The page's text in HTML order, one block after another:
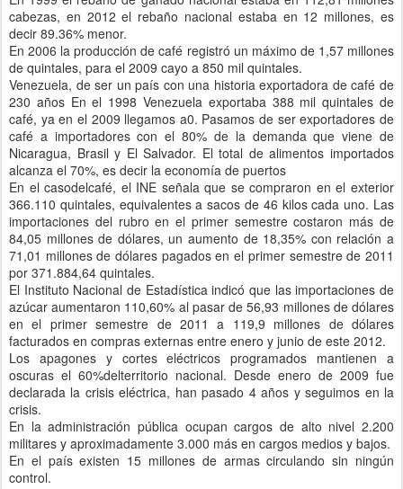
cabezas, en 2012 el rebaño nacional estaba en 12 millones, es
decir 89.36% menor.
En 2006 la producción de café registró un máximo de 1,57 millones
de quintales, para el 2009 cayo a 850 mil quintales.
Venezuela, de ser un país con una historia exportadora de café de
230 años En el 1998 Venezuela exportaba 388 mil quintales de
café, ya en el 2009 llegamos a0. Pasamos de ser exportadores de
café a importadores con el 80% de la demanda que viene de
Nicaragua, Brasil y El Salvador. El total de alimentos importados
alcanza el 70%, es decir la economía de puertos
En el casodelcafé, el INE señala que se compraron en el exterior
366.110 quintales, equivalentes a sacos de 46 kilos cada uno. Las
importaciones del rubro en el primer semestre costaron más de
84,05 millones de dólares, un aumento de 18,35% con relación a
71,01 millones de dólares pagados en el primer semestre de 2011
por 371.884,64 quintales.
El Instituto Nacional de Estadística indicó que las importaciones de
azúcar aumentaron 110,60% al pasar de 56,93 millones de dólares
en el primer semestre de 2011 a 119,9 millones de dólares
facturados en compras externas entre enero y junio de este 2012.
Los apagones y cortes eléctricos programados mantienen a
oscuras el 60%delterritorio nacional. Desde enero de 2009 fue
declarada la crisis eléctrica, han pasado 4 años y seguimos en la
crisis.
En la administración pública ocupan cargos de alto nivel 2.200
militares y aproximadamente 3.000 más en cargos medios y bajos.
En el país existen 15 millones de armas circulando sin ningún
control.